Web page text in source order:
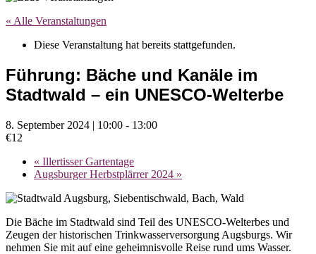
« Alle Veranstaltungen
Diese Veranstaltung hat bereits stattgefunden.
Führung: Bäche und Kanäle im
Stadtwald – ein UNESCO-Welterbe
8. September 2024 | 10:00 - 13:00
€12
« Illertisser Gartentage
Augsburger Herbstplärrer 2024 »
Die Bäche im Stadtwald sind Teil des UNESCO-Welterbes und
Zeugen der historischen Trinkwasserversorgung Augsburgs. Wir
nehmen Sie mit auf eine geheimnisvolle Reise rund ums Wasser.